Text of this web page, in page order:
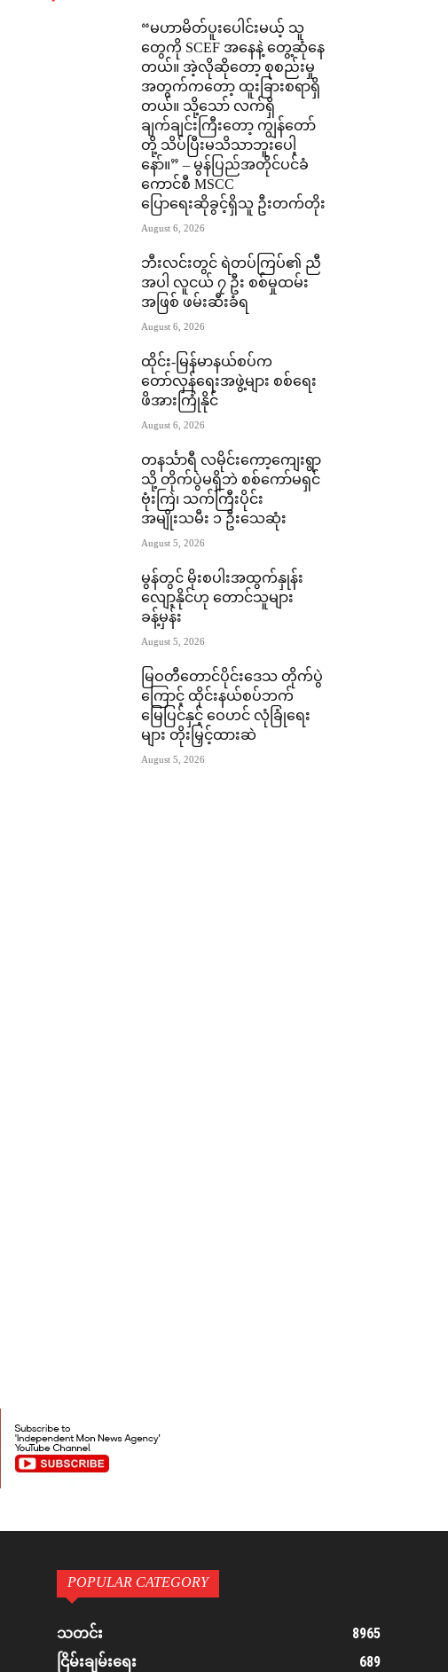
“မဟာမိတ်ပူးပေါင်းမယ့် သူ
တွေကို SCEF အနေနဲ့ တွေ့ဆုံနေ
တယ်။ အဲ့လိုဆိုတော့ စုစည်းမှု
အတွက်ကတော့ ထူးခြားစရာရှိ
တယ်။ သို့သော် လက်ရှိ
ချက်ချင်းကြီးတော့ ကျွန်တော်
တို့ သိပ်ပြီးမသိသာဘူးပေါ့
နော်။” – မွန်ပြည်အတိုင်ပင်ခံ
ကောင်စီ MSCC
ပြောရေးဆိုခွင့်ရှိသူ ဦးတက်တိုး
August 6, 2026
ဘီးလင်းတွင် ရဲတပ်ကြပ်၏ ညီ
အပါ လူငယ် ၇ ဦး စစ်မှုထမ်း
အဖြစ် ဖမ်းဆီးခံရ
August 6, 2026
ထိုင်း-မြန်မာနယ်စပ်က
တော်လှန်ရေးအဖွဲ့များ စစ်ရေး
ဖိအားကြုံနိုင်
August 6, 2026
တနင်္သာရီ လမိုင်းကော့ကျေးရွာ
သို့ တိုက်ပွဲမရှိဘဲ စစ်ကော်မရှင်
ဗုံးကြဲ၊ သက်ကြီးပိုင်း
အမျိုးသမီး ၁ ဦးသေဆုံး
August 5, 2026
မွန်တွင် မိုးစပါးအထွက်နှုန်း
လျော့နိုင်ဟု တောင်သူများ
ခန့်မှန်း
August 5, 2026
မြဝတီတောင်ပိုင်းဒေသ တိုက်ပွဲ
ကြောင့် ထိုင်းနယ်စပ်ဘက်
မြေပြင်နှင့် ဝေဟင် လုံခြုံရေး
များ တိုးမြှင့်ထားဆဲ
August 5, 2026
POPULAR CATEGORY
သတင်း 8965
ငြိမ်းချမ်းရေး 689